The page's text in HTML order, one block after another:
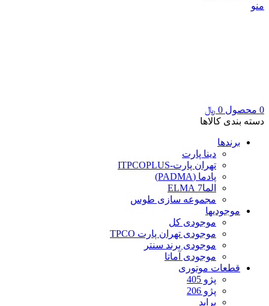
منو
0 محصول 0 ﷼
دسته بندی کالاها
برندها
دینا پارت
تهران پارت-ITPCOPLUS
پادما (PADMA)
الما7 ELMA
مجموعه سازی طوس
موجودیها
موجودی کل
موجودی تهران پارت TPCO
موجودی برند سنتر
موجودی آماتا
قطعات موتوری
پژو 405
پژو 206
پراید